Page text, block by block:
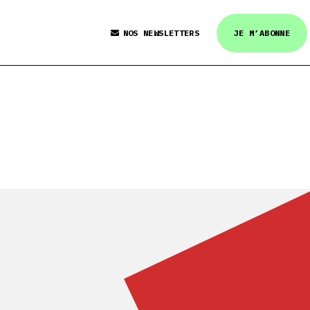
NOS NEWSLETTERS JE M’ABONNE